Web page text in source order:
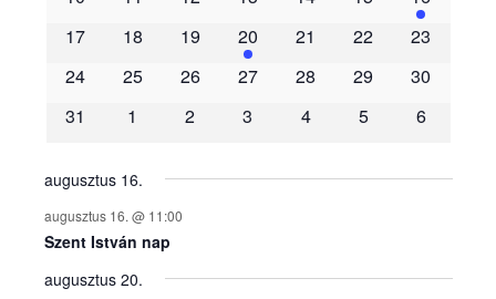
m
é
n
y
e
17
18 19 20 21 22
23
24
25 26 27 28 29
30
31
1 2 3 4 5 6
augusztus 16.
augusztus 16. @ 11:00
Szent István nap
augusztus 20.